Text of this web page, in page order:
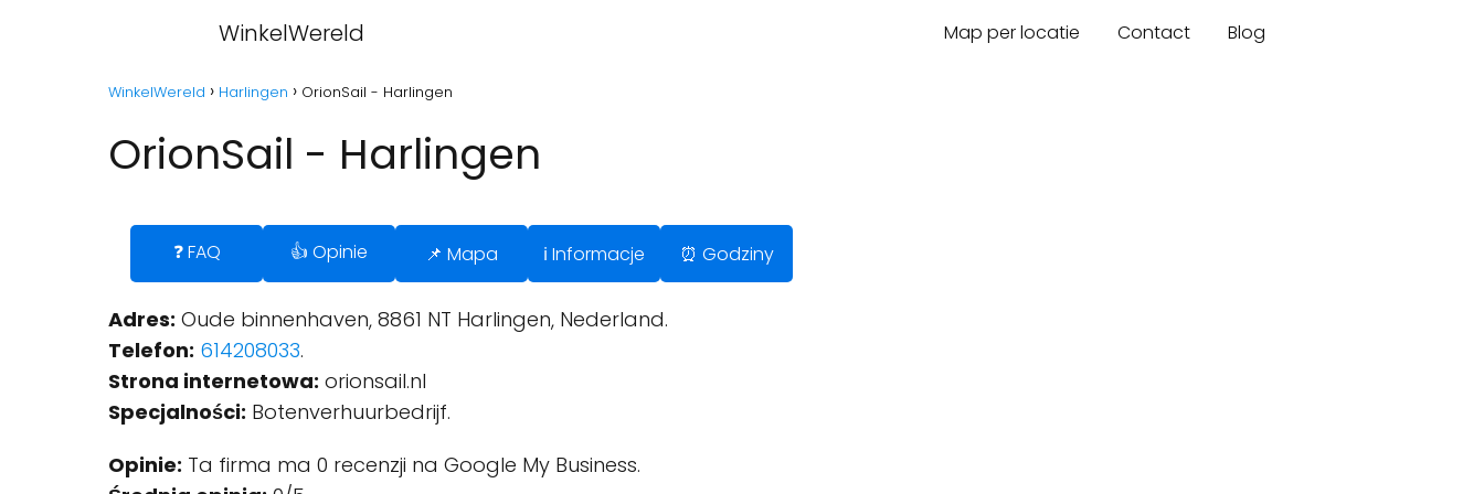
WinkelWereld Map per locatie Contact Blog
WinkelWereld Harlingen OrionSail - Harlingen
OrionSail - Harlingen
❓ FAQ 👍 Opinie 📌 Mapa ℹ️ Informacje ⏰ Godziny
Adres: Oude binnenhaven, 8861 NT Harlingen, Nederland.
Telefon: 614208033.
Strona internetowa: orionsail.nl
Specjalności: Botenverhuurbedrijf.
Opinie: Ta firma ma 0 recenzji na Google My Business.